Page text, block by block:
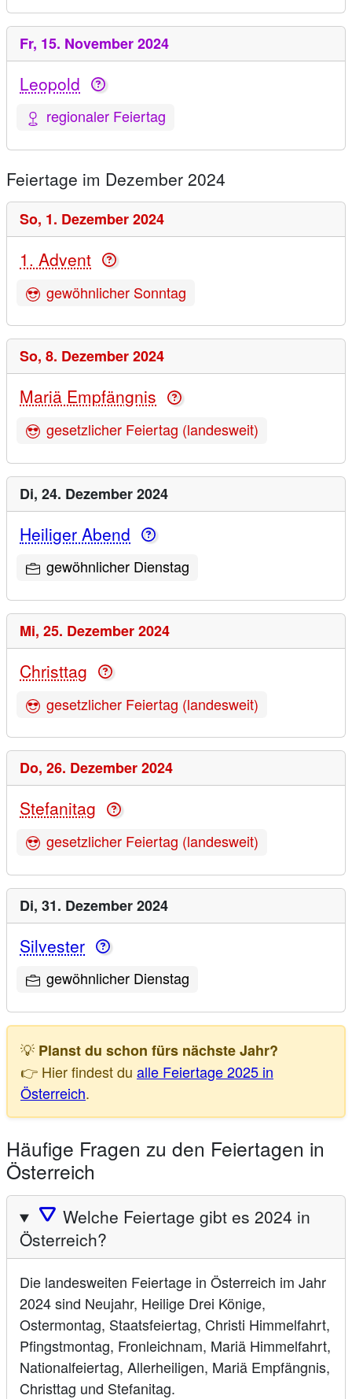
Fr, 15. November 2024
Leopold
regionaler Feiertag
Feiertage im Dezember 2024
So, 1. Dezember 2024
1. Advent
gewöhnlicher Sonntag
So, 8. Dezember 2024
Mariä Empfängnis
gesetzlicher Feiertag (landesweit)
Di, 24. Dezember 2024
Heiliger Abend
gewöhnlicher Dienstag
Mi, 25. Dezember 2024
Christtag
gesetzlicher Feiertag (landesweit)
Do, 26. Dezember 2024
Stefanitag
gesetzlicher Feiertag (landesweit)
Di, 31. Dezember 2024
Silvester
gewöhnlicher Dienstag
💡 Planst du schon fürs nächste Jahr?
👉 Hier findest du alle Feiertage 2025 in
Österreich.
Häufige Fragen zu den Feiertagen in
Österreich
🛆 Welche Feiertage gibt es 2024 in
Österreich?
Die landesweiten Feiertage in Österreich im Jahr
2024 sind Neujahr, Heilige Drei Könige,
Ostermontag, Staatsfeiertag, Christi Himmelfahrt,
Pfingstmontag, Fronleichnam, Mariä Himmelfahrt,
Nationalfeiertag, Allerheiligen, Mariä Empfängnis,
Christtag und Stefanitag.